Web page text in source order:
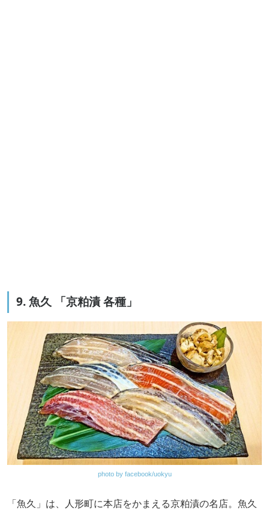
9. 魚久 「京粕漬 各種」
photo by facebook/uokyu
「魚久」は、人形町に本店をかまえる京粕漬の名店。魚久